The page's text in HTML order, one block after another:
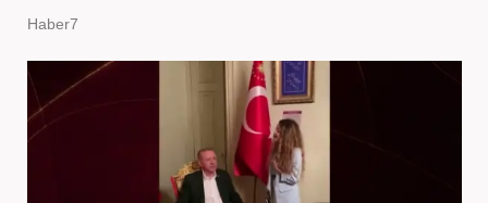
Haber7